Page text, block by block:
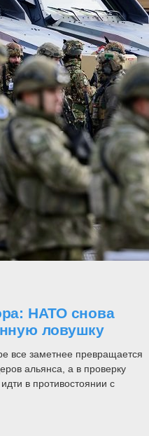
НАТО снова
ловушку
все заметнее превращается
альянса, а в проверку
в противостоянии с